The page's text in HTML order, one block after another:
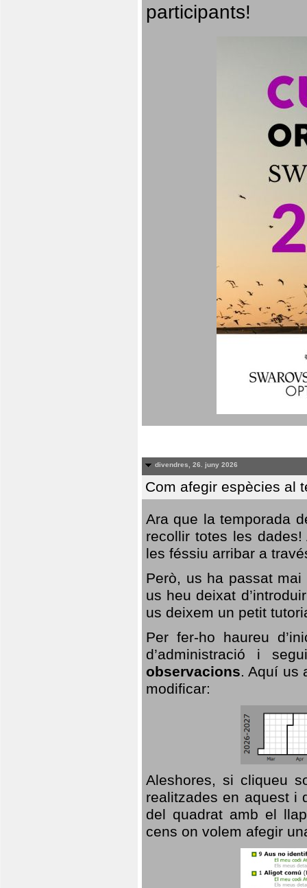
participants!
divendres, 26. juny 2026
Com afegir espècies al
Ara que la temporada
recollir totes les
les féssiu arribar a
Però, us ha passat
us heu deixat
us deixem un petit
Per fer-ho haureu
d’administració i
observacions. Aquí us
modificar:
Aleshores, si cliqueu
realitzades en aquest i
del quadrat amb el
cens on volem afegir